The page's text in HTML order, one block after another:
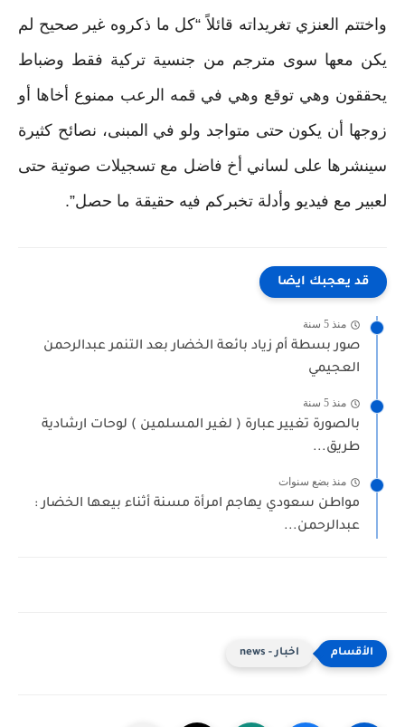
واختتم العنزي تغريداته قائلاً “كل ما ذكروه غير صحيح لم
يكن معها سوى مترجم من جنسية تركية فقط وضباط
يحققون وهي توقع وهي في قمه الرعب ممنوع أخاها أو
زوجها أن يكون حتى متواجد ولو في المبنى، نصائح كثيرة
سينشرها على لساني أخ فاضل مع تسجيلات صوتية حتى
لعبير مع فيديو وأدلة تخبركم فيه حقيقة ما حصل”.
قد يعجبك ايضا
منذ 5 سنة
صور بسطة أم زياد بائعة الخضار بعد التنمر عبدالرحمن
العجيمي
منذ 5 سنة
بالصورة تغيير عبارة ( لغير المسلمين ) لوحات ارشادية
طريق...
منذ بضع سنوات
مواطن سعودي يهاجم امرأة مسنة أثناء بيعها الخضار :
عبدالرحمن...
اخبار - news